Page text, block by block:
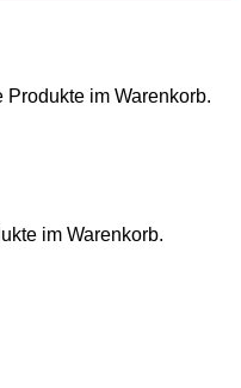
im Warenkorb.
im Warenkorb.